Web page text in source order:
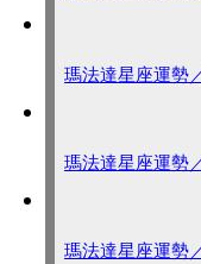
瑪法達星座運
瑪法達星座運
瑪法達星座運